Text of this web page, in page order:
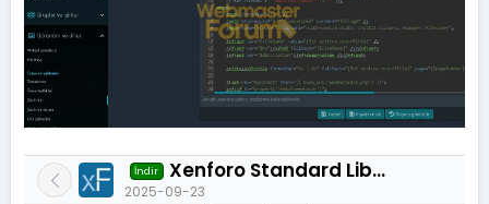
İndir Xenforo Standard Library by Xon 1.15.2
2025-09-23